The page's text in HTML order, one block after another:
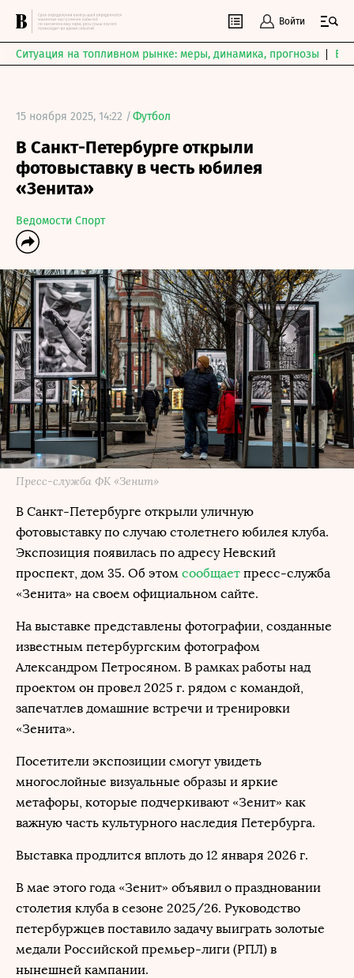
Войти
Ситуация на топливном рынке: меры, динамика, прогнозы
15 ноября 2025, 14:22 /Футбол
В Санкт-Петербурге открыли
фотовыставку в честь юбилея
«Зенита»
Ведомости Спорт
Пресс-служба ФК «Зенит»
В Санкт-Петербурге открыли уличную
фотовыставку по случаю столетнего юбилея клуба.
Экспозиция появилась по адресу Невский
проспект, дом 35. Об этом сообщает пресс-служба
«Зенита» на своем официальном сайте.
На выставке представлены фотографии, созданные
известным петербургским фотографом
Александром Петросяном. В рамках работы над
проектом он провел 2025 г. рядом с командой,
запечатлев домашние встречи и тренировки
«Зенита».
Посетители экспозиции смогут увидеть
многослойные визуальные образы и яркие
метафоры, которые подчеркивают «Зенит» как
важную часть культурного наследия Петербурга.
Выставка продлится вплоть до 12 января 2026 г.
В мае этого года «Зенит» объявил о праздновании
столетия клуба в сезоне 2025/26. Руководство
петербуржцев поставило задачу выиграть золотые
медали Российской премьер-лиги (РПЛ) в
нынешней кампании.